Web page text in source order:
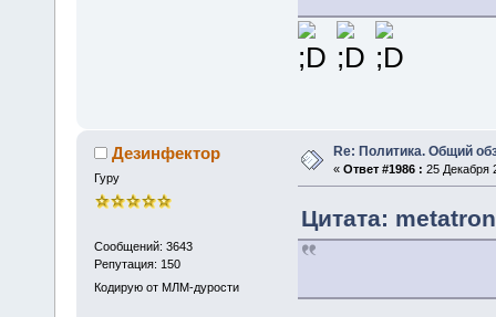
Дезинфектор
Гуру
Сообщений: 3643
Репутация: 150
Кодирую от МЛМ-дурости
Re: Политика. Общий
« Ответ #1986 : 25 Декабря
Цитата: